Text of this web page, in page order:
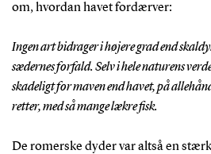
om, hvordan havet fordærver:
Ingen art bidrager i højere grad end
sædernes forfald. Selv i hele naturens
skadeligt for maven end havet, på
retter, med så mange lækre fisk.
De romerske dyder var altså en